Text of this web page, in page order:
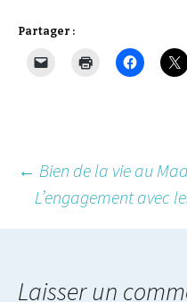
Partager :
Post
← Bien de la vie au
L’engagement avec
Laisser un